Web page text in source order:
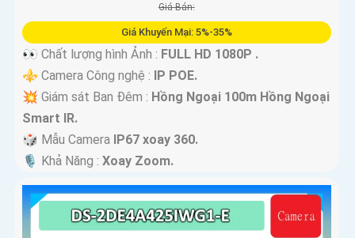
Giá Bán:
Giá Khuyến Mại: 5%-35%
️
👀 Chất lượng hình Ảnh : FULL HD 1080P .
⚜️ Camera Công nghệ : IP POE.
💥 Giám sát Ban Đêm : Hồng Ngoại 100m Hồng Ngoại
Smart IR.
🎲 Mẫu Camera IP67 xoay 360.
️🎙 Khả Năng : Xoay Zoom.